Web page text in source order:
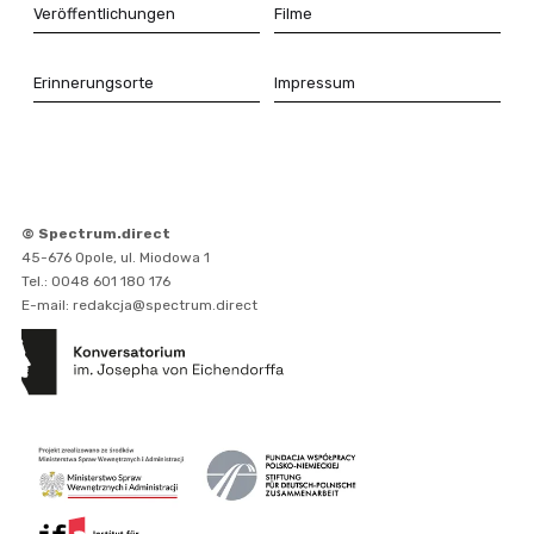
Veröffentlichungen Filme
Erinnerungsorte Impressum
© Spectrum.direct
45-676 Opole, ul. Miodowa 1
Tel.: 0048 601 180 176
E-mail: redakcja@spectrum.direct